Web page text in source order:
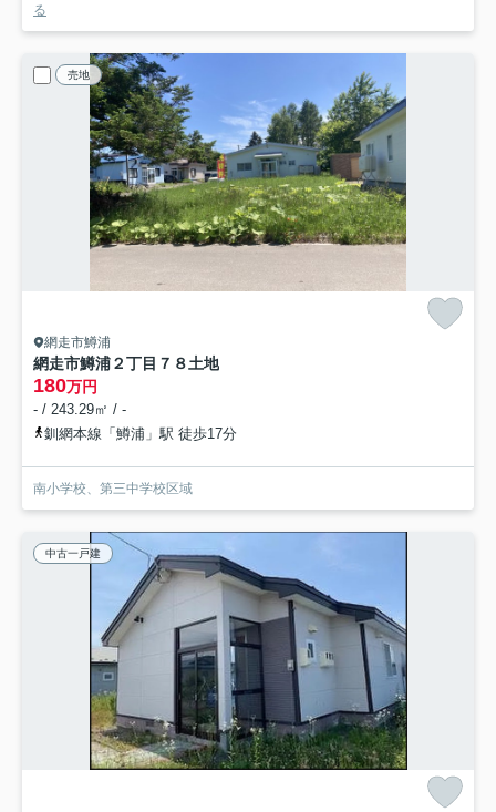
る
売地
網走市鱒浦
網走市鱒浦２丁目７８土地
180万円
- / 243.29㎡ / -
釧網本線「鱒浦」駅 徒歩17分
南小学校、第三中学校区域
中古一戸建